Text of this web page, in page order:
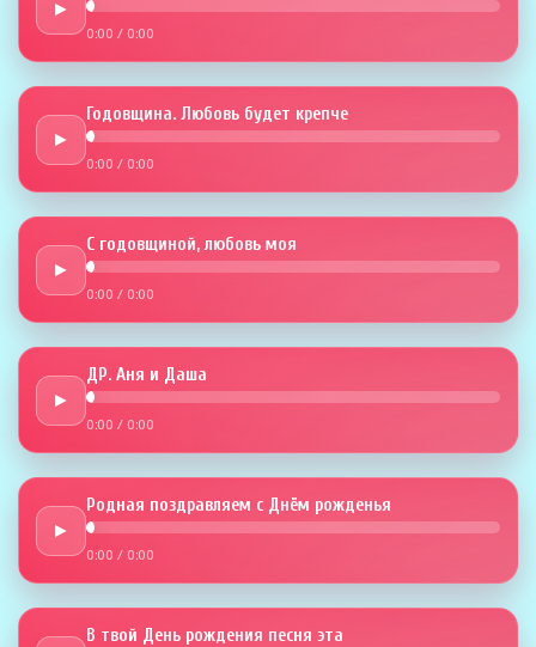
►
0:00 / 0:00
►
Годовщина. Любовь будет крепче
0:00 / 0:00
►
С годовщиной, любовь моя
0:00 / 0:00
►
ДР. Аня и Даша
0:00 / 0:00
►
Родная поздравляем с Днём рожденья
0:00 / 0:00
В твой День рождения песня эта